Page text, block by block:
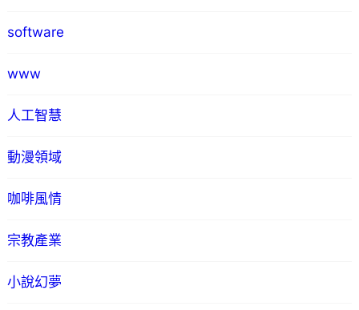
software
www
人工智慧
動漫領域
咖啡風情
宗教產業
小說幻夢